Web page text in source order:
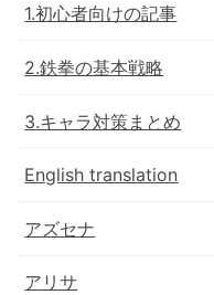
1.初心者向けの記事
2.鉄拳の基本戦略
3.キャラ対策まとめ
English translation
アズセナ
アリサ